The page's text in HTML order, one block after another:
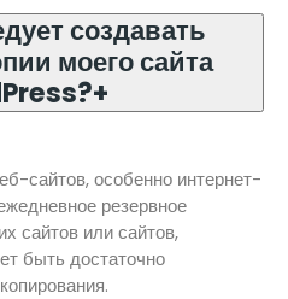
создавать
моего сайта
+
сайтов, особенно интернет-
резервное
сайтов или сайтов,
быть достаточно